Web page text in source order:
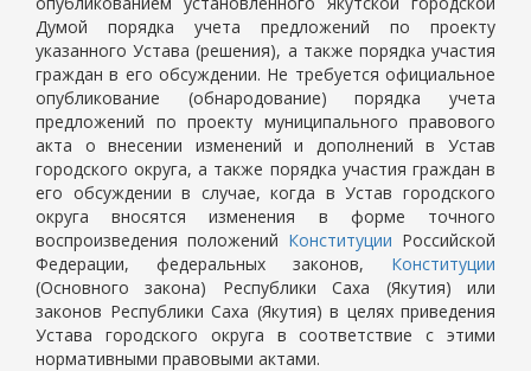
Думой порядка учета предложений по проекту
указанного Устава (решения), а также порядка участия
граждан в его обсуждении. Не требуется официальное
опубликование (обнародование) порядка учета
предложений по проекту муниципального правового
акта о внесении изменений и дополнений в Устав
городского округа, а также порядка участия граждан в
его обсуждении в случае, когда в Устав городского
округа вносятся изменения в форме точного
воспроизведения положений Конституции Российской
Федерации, федеральных законов, Конституции
(Основного закона) Республики Саха (Якутия) или
законов Республики Саха (Якутия) в целях приведения
Устава городского округа в соответствие с этими
нормативными правовыми актами.